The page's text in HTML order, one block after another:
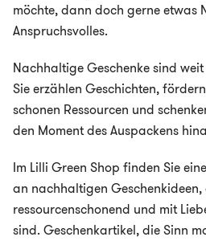
möchte, dann doch gerne etwas
Anspruchsvolles.
Nachhaltige Geschenke sind
Sie erzählen Geschichten,
schonen Ressourcen und
den Moment des Auspackens
Im Lilli Green Shop finden Sie
an nachhaltigen
ressourcenschonend und mit
sind. Geschenkartikel, die Sinn